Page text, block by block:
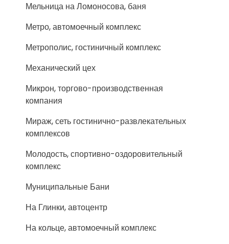
Мельница на Ломоносова, баня
Метро, автомоечный комплекс
Метрополис, гостиничный комплекс
Механический цех
Микрон, торгово-производственная
компания
Мираж, сеть гостинично-развлекательных
комплексов
Молодость, спортивно-оздоровительный
комплекс
Муниципальные Бани
На Глинки, автоцентр
На кольце, автомоечный комплекс